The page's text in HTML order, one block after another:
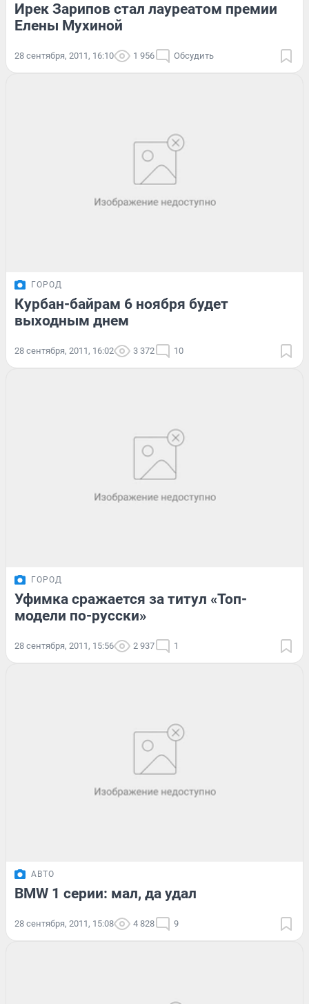
Ирек Зарипов стал лауреатом премии
Елены Мухиной
28 сентября, 2011, 16:10 1 956 Обсудить
ГОРОД
Курбан-байрам 6 ноября будет
выходным днем
28 сентября, 2011, 16:02 3 372 10
ГОРОД
Уфимка сражается за титул «Топ-
модели по-русски»
28 сентября, 2011, 15:56 2 937 1
АВТО
BMW 1 серии: мал, да удал
28 сентября, 2011, 15:08 4 828 9